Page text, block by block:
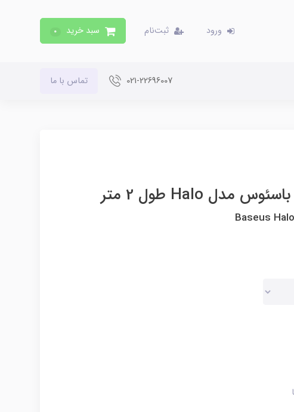
ورود ثبت‌نام سبد خرید 0
021-22696007 تماس با ما
Baseus